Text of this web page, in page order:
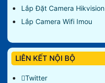
Lắp Đặt Camera Hikvision
Lắp Camera Wifi Imou
LIÊN KẾT NỘI BỘ
Twitter